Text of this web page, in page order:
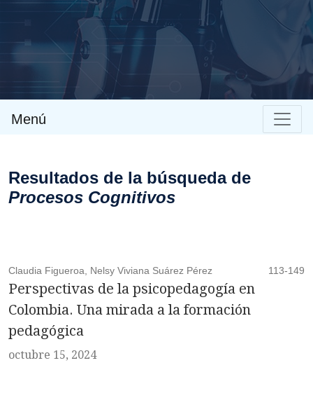
Envíos
Menú
Resultados de la búsqueda de
Procesos Cognitivos
Claudia Figueroa, Nelsy Viviana Suárez Pérez 113-149
Perspectivas de la psicopedagogía en
Colombia. Una mirada a la formación
pedagógica
octubre 15, 2024